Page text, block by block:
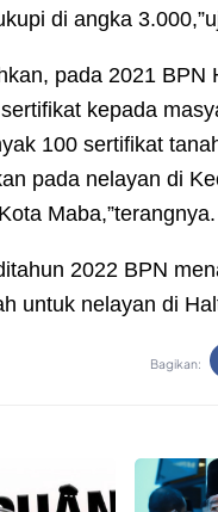
di angka
pada 2021 BPN
kepada
100 sertifikat
pada nelayan di
Maba,”terangnya.
2022 BPN
untuk nelayan di
Bagikan: